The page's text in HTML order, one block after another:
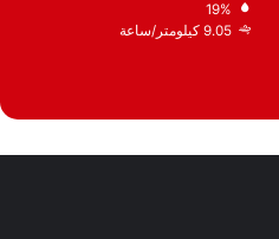
19%
9.05 كيلومتر/ساعة